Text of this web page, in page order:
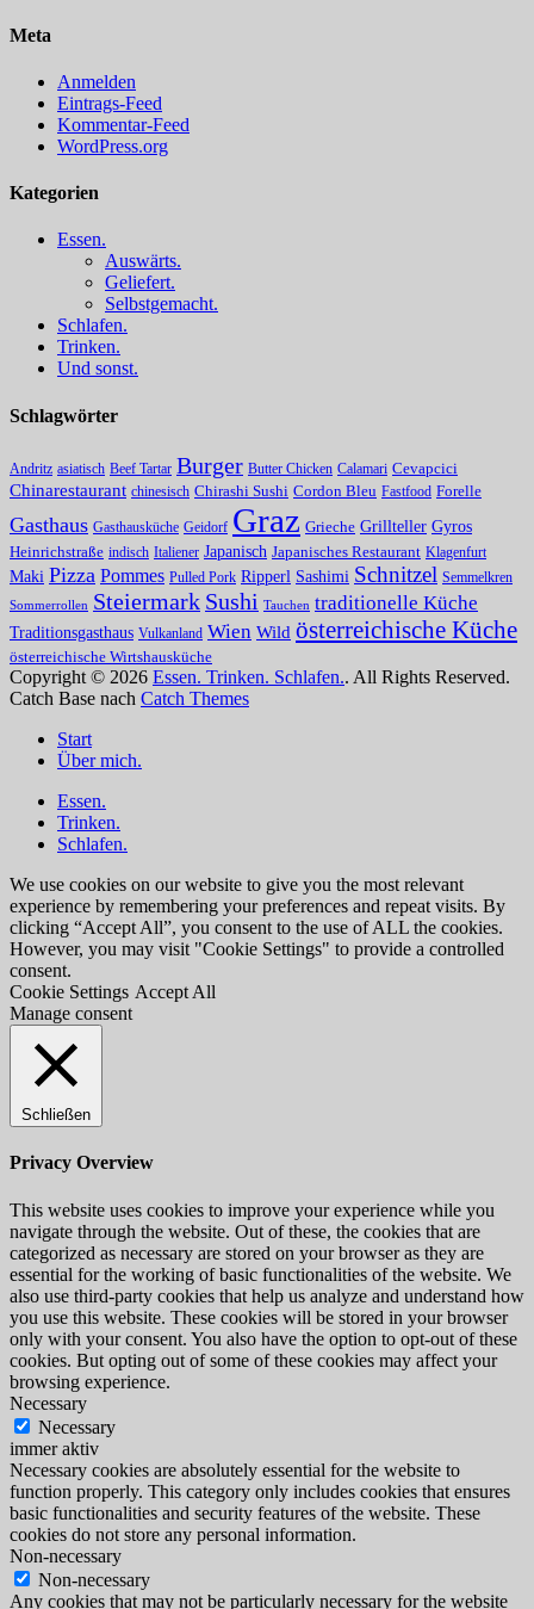
Meta
Anmelden
Eintrags-Feed
Kommentar-Feed
WordPress.org
Kategorien
Essen.
Auswärts.
Geliefert.
Selbstgemacht.
Schlafen.
Trinken.
Und sonst.
Schlagwörter
Andritz asiatisch Beef Tartar Burger Butter Chicken Calamari Cevapcici
Chinarestaurant chinesisch Chirashi Sushi Cordon Bleu Fastfood Forelle
Gasthaus Gasthausküche Geidorf Graz Grieche Grillteller Gyros
Heinrichstraße indisch Italiener Japanisch Japanisches Restaurant Klagenfurt
Maki Pizza Pommes Pulled Pork Ripperl Sashimi Schnitzel Semmelkren
Sommerrollen Steiermark Sushi Tauchen traditionelle Küche
Traditionsgasthaus Vulkanland Wien Wild österreichische Küche
österreichische Wirtshausküche
Copyright © 2026 Essen. Trinken. Schlafen.. All Rights Reserved.
Catch Base nach Catch Themes
oben
scrollen
Start
Über mich.
Essen.
Trinken.
Schlafen.
We use cookies on our website to give you the most relevant
experience by remembering your preferences and repeat visits. By
clicking “Accept All”, you consent to the use of ALL the cookies.
However, you may visit "Cookie Settings" to provide a controlled
consent.
Cookie Settings Accept All
Manage consent
Schließen
Privacy Overview
This website uses cookies to improve your experience while you
navigate through the website. Out of these, the cookies that are
categorized as necessary are stored on your browser as they are
essential for the working of basic functionalities of the website. We
also use third-party cookies that help us analyze and understand how
you use this website. These cookies will be stored in your browser
only with your consent. You also have the option to opt-out of these
cookies. But opting out of some of these cookies may affect your
browsing experience.
Necessary
Necessary
immer aktiv
Necessary cookies are absolutely essential for the website to
function properly. This category only includes cookies that ensures
basic functionalities and security features of the website. These
cookies do not store any personal information.
Non-necessary
Non-necessary
Any cookies that may not be particularly necessary for the website